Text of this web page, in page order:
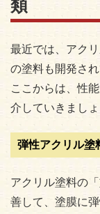
類
最近では、アク
の塗料も開発され
ここからは、性
介していきましょ
弾性アクリル塗
アクリル塗料の
善して、塗膜に